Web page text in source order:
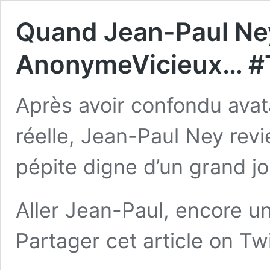
Quand Jean-Paul
AnonymeVicieux…
Après avoir confondu
réelle, Jean-Paul Ney
pépite digne d’un grand
Aller Jean-Paul, encore
Partager cet article on